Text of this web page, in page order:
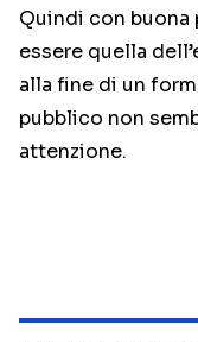
Quindi con
essere quella
alla fine di un
pubblico non
attenzione.